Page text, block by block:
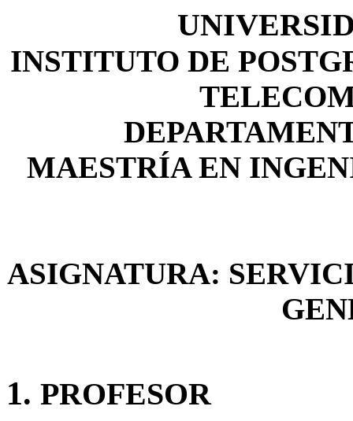
INSTITUTO DE
MAESTRÍA EN
ASIGNATURA:
1. PROFESOR